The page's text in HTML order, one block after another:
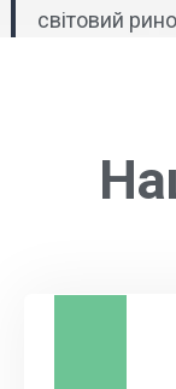
світовий